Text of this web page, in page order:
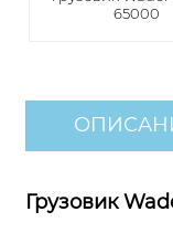
65000
Грузовик